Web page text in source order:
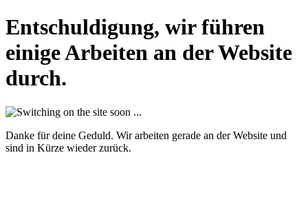
Entschuldigung, wir führen
einige Arbeiten an der Website
durch.
Danke für deine Geduld. Wir arbeiten gerade an der Website und
sind in Kürze wieder zurück.